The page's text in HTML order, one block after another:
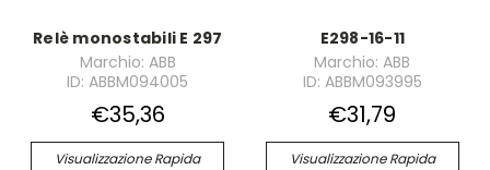
Relè monostabili E 297
Marchio: ABB
ID: ABBM094005
€35,36
Visualizzazione Rapida
E298-16-11
Marchio: ABB
ID: ABBM093995
€31,79
Visualizzazione Rapida